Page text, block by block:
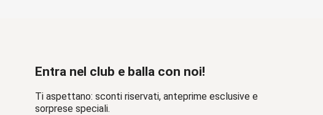
Entra nel club e balla con noi!
Ti aspettano: sconti riservati, anteprime esclusive e
sorprese speciali.